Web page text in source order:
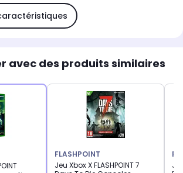
avec des produits similaires
FLASHPOINT
Jeu Xbox X FLASHPOINT 7